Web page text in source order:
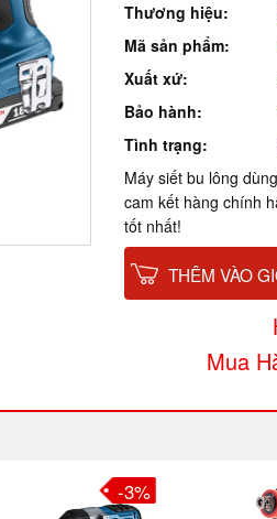
Thương hiệu:
Mã sản phẩm:
Xuất xứ:
Bảo hành:
Tình trạng:
Máy siết bu lông
cam kết hàng chính
tốt nhất!
THÊM VÀO
Mua
-3%